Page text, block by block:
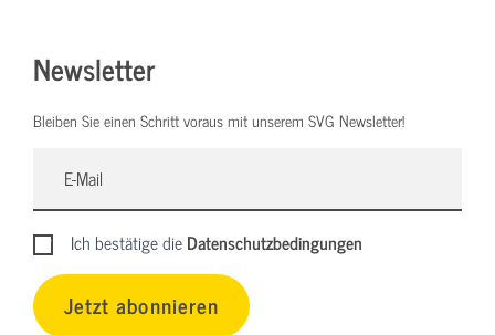
Newsletter
Bleiben Sie einen Schritt voraus mit unserem SVG Newsletter!
Ich bestätige dieDatenschutzbedingungen
Jetzt abonnieren